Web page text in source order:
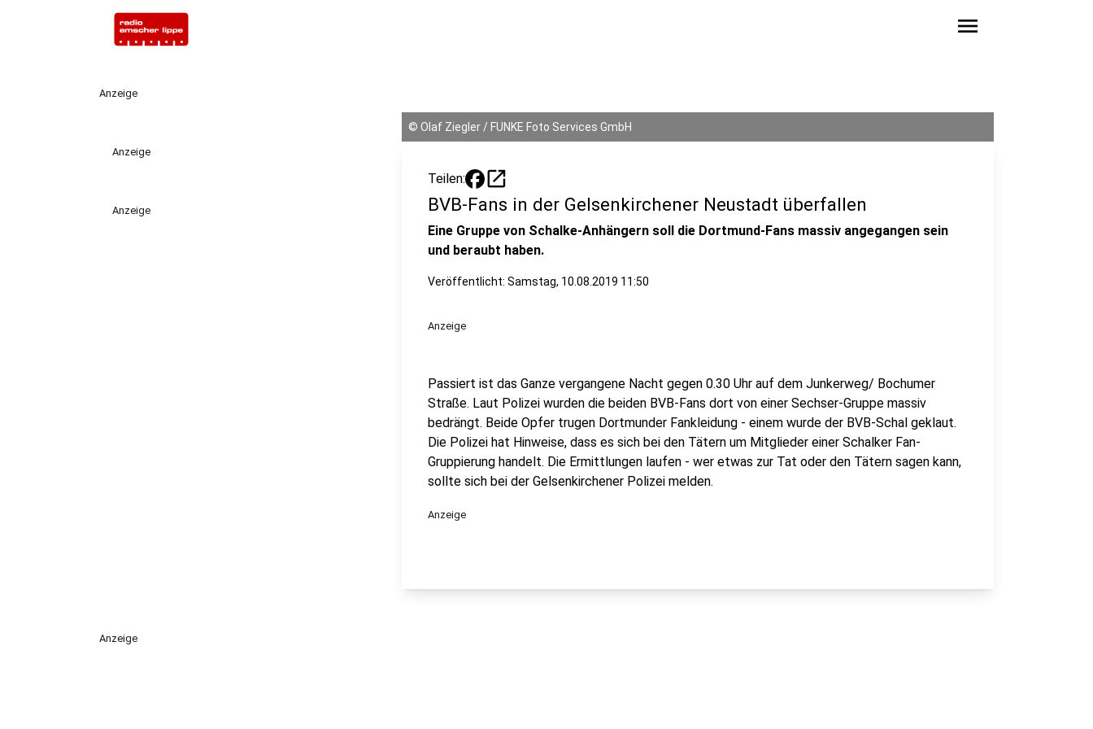
menu
Anzeige
Anzeige
Anzeige
© Olaf Ziegler / FUNKE Foto Services GmbH
Teilen: open_in_new
BVB-Fans in der Gelsenkirchener Neustadt überfallen
Eine Gruppe von Schalke-Anhängern soll die Dortmund-Fans massiv angegangen sein
und beraubt haben.
Veröffentlicht: Samstag, 10.08.2019 11:50
Anzeige
Passiert ist das Ganze vergangene Nacht gegen 0.30 Uhr auf dem Junkerweg/ Bochumer
Straße. Laut Polizei wurden die beiden BVB-Fans dort von einer Sechser-Gruppe massiv
bedrängt. Beide Opfer trugen Dortmunder Fankleidung - einem wurde der BVB-Schal geklaut.
Die Polizei hat Hinweise, dass es sich bei den Tätern um Mitglieder einer Schalker Fan-
Gruppierung handelt. Die Ermittlungen laufen - wer etwas zur Tat oder den Tätern sagen kann,
sollte sich bei der Gelsenkirchener Polizei melden.
Anzeige
Anzeige